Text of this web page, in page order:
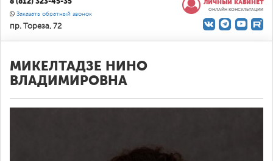
Цвет:
О доступной среде
8 (812) 323-45-35
Заказать обратный звонок
пр. Тореза, 72
ЛИЧНЫЙ КАБИНЕТ
ОНЛАЙН КОНСУЛЬТАЦИИ
МИКЕЛТАДЗЕ НИНО
ВЛАДИМИРОВНА